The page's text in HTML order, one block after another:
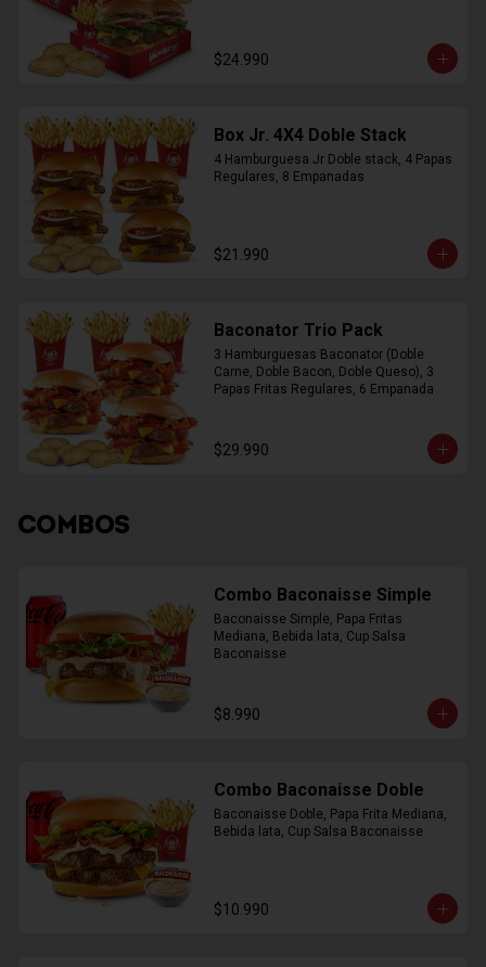
$24.990
Box Jr. 4X4 Doble Stack
4 Hamburguesa Jr Doble stack, 4 Papas
Regulares, 8 Empanadas
$21.990
Baconator Trio Pack
3 Hamburguesas Baconator (Doble
Carne, Doble Bacon, Doble Queso), 3
Papas Fritas Regulares, 6 Empanada
$29.990
COMBOS
Combo Baconaisse Simple
Baconaisse Simple, Papa Fritas
Mediana, Bebida lata, Cup Salsa
Baconaisse
$8.990
Combo Baconaisse Doble
Baconaisse Doble, Papa Frita Mediana,
Bebida lata, Cup Salsa Baconaisse
$10.990